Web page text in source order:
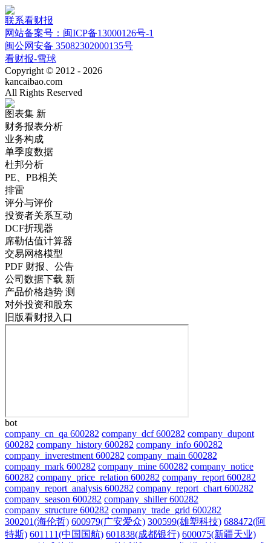
联系看财报
网站备案号：闽ICP备13000126号-1
闽公网安备 35082302000135号
看财报-雪球
Copyright © 2012 - 2026
kancaibao.com
All Rights Reserved
图表集 新
财务报表分析
业务构成
单季度数据
杜邦分析
PE、PB相关
排雷
评分与评价
投资者关系互动
DCF折现器
席勒估值计算器
交易网格模型
PDF 财报、公告
公司数据下载 新
产品价格趋势 测
对外投资和股东
旧版看财报入口
bot
company_cn_qa 600282 company_dcf 600282 company_dupont
600282 company_history 600282 company_info 600282
company_inverestment 600282 company_main 600282
company_mark 600282 company_mine 600282 company_notice
600282 company_price_relation 600282 company_report 600282
company_report_analysis 600282 company_report_chart 600282
company_season 600282 company_shiller 600282
company_structure 600282 company_trade_grid 600282
300201(海伦哲) 600979(广安爱众) 300599(雄塑科技) 688472(阿
特斯) 601111(中国国航) 601838(成都银行) 600075(新疆天业)